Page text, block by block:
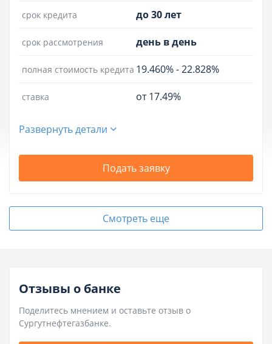
срок кредита до 30 лет
срок рассмотрения день в день
полная стоимость кредита 19.460%-22.828%
ставка от 17.49%
Развернуть детали
Подать заявку
Смотреть еще
Отзывы о банке
Поделитесь мнением и оставьте отзыв о
Сургутнефтегазбанке.